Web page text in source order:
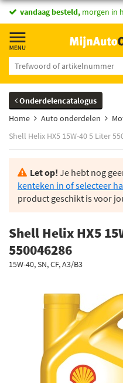
vandaag besteld, morgen in
Onderdelencatalogus
Home
Auto onderdelen
Shell Helix HX5 15W-40 5 Liter
Let op! Je hebt nog
kenteken in of selecteer
product geschikt is voor
Shell Helix HX5
550046286
15W-40, SN, CF, A3/B3